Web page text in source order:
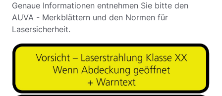
Genaue Informationen entnehmen Sie bitte den
AUVA - Merkblättern und den Normen für
Lasersicherheit.